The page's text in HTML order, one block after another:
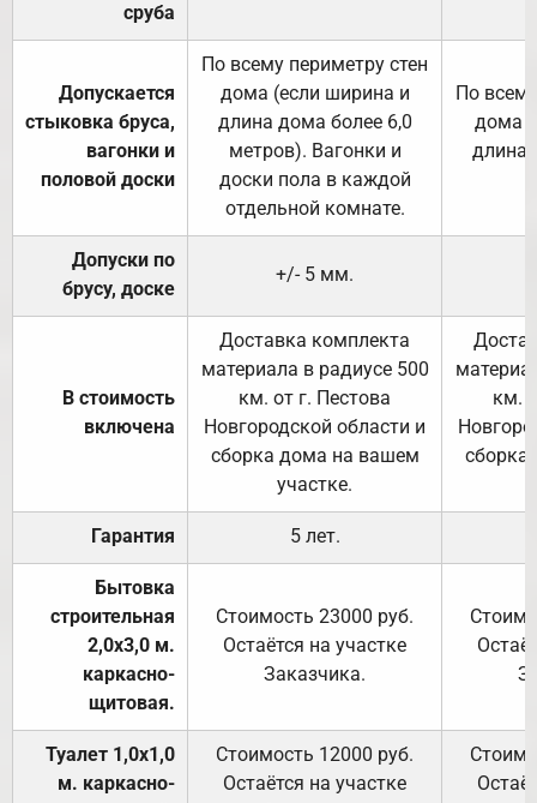
сруба
Допускается
стыковка бруса,
вагонки и
половой доски
По всему периметру стен
дома (если ширина и
длина дома более 6,0
метров). Вагонки и
доски пола в каждой
отдельной комнате.
По
дома
длина
Допуски по
брусу, доске
+/- 5 мм.
В стоимость
включена
Доставка комплекта
материала в радиусе 500
км. от г. Пестова
Новгородской области и
сборка дома на вашем
участке.
км.
Гарантия 5 лет.
Бытовка
строительная
2,0х3,0 м.
каркасно-
щитовая.
Стоимость 23000 руб.
Остаётся на участке
Заказчика.
Туалет 1,0х1,0
м. каркасно-
Стоимость 12000 руб.
Остаётся на участке